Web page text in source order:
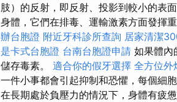
肢）的反射，即反射、投影到較小的表
身體，它們在排毒、運輸激素方面發揮
辦台胞證 附近牙科診所查詢 居家清潔
是卡式台胞證 台南台胞證申請 如果體內
儲存毒素。 適合你的假牙選擇 全方位外
一件小事都會引起抑制和恐懼，每個細
在長期處於負壓力的情況下，身體有疲